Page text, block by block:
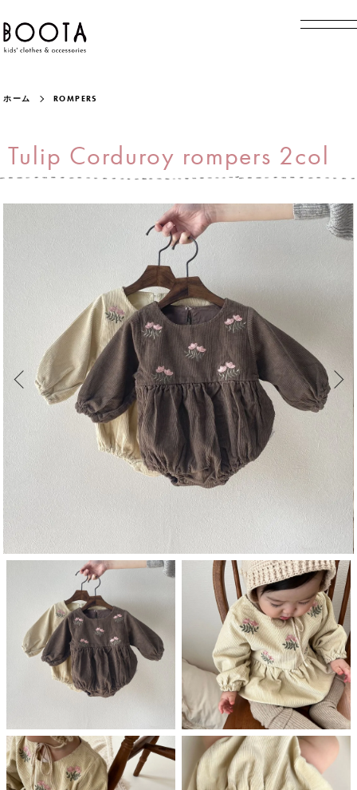
ホーム ROMPERS
Tulip Corduroy rompers 2col